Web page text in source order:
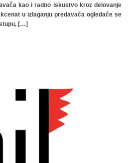
kao i radno iskustvo kroz delovanje
u izlaganju predavača ogledaće se
[…]